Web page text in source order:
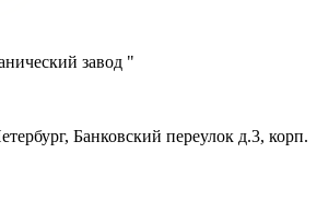
завод "
Банковский переулок д.3, корп.